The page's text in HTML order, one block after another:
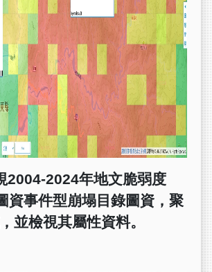
2004-2024年地文脆弱度
資事件型崩塌目錄圖資，聚
並檢視其屬性資料。